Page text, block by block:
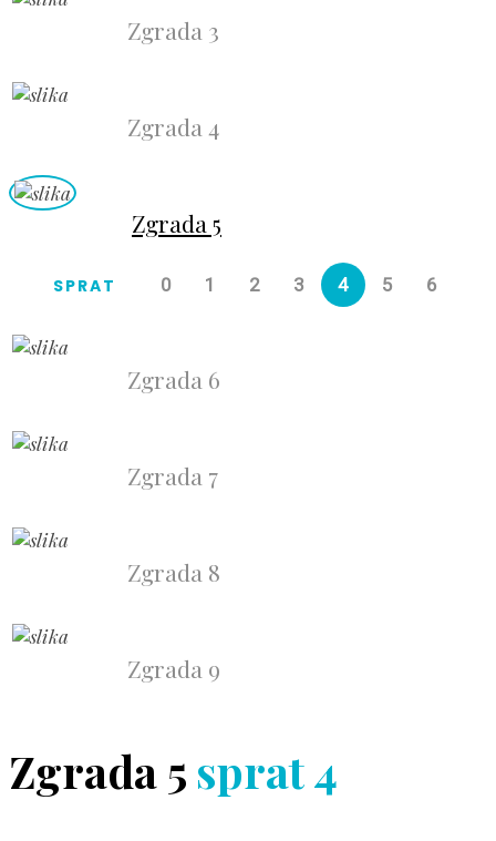
Zgrada 3
Zgrada 4
Zgrada 5
SPRAT 0 1 2 3 4 5 6
Zgrada 6
Zgrada 7
Zgrada 8
Zgrada 9
Zgrada 5 sprat 4